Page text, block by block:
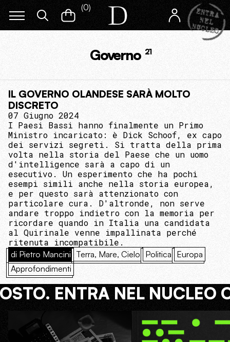
(0)
Governo 21
IL GOVERNO OLANDESE SARÀ MOLTO
DISCRETO
07 Giugno 2024
I Paesi Bassi hanno finalmente un Primo
Ministro incaricato: è Dick Schoof, ex capo
dei servizi segreti. Si tratta della prima
volta nella storia del Paese che un uomo
d'intelligence sarà a capo di un
esecutivo. Un esperimento che ha pochi
esempi simili anche nella storia europea,
e per questo sarà attenzionato con
particolare cura. D'altronde, non serve
andare troppo indietro con la memoria per
ricordare quando in Italia una candidata
al Quirinale venne impallinata perché
ritenuta incompatibile.
di Pietro Mancini Terra, Mare, Cielo Politica Europa
Approfondimenti
ENTRA NEL NUCLEO